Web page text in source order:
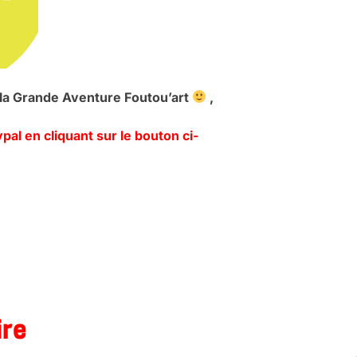
Grande Aventure Foutou’art ,
en cliquant sur le bouton ci-